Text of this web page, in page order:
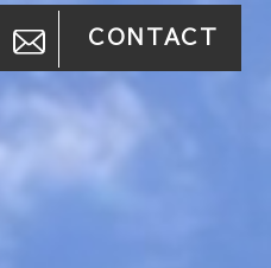
CONTACT